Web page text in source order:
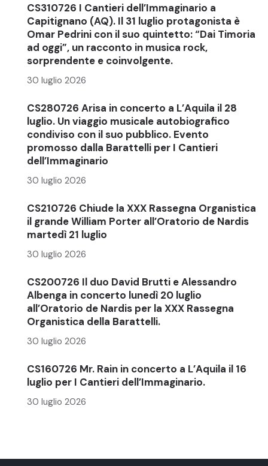
CS310726 I Cantieri dell’Immaginario a
Capitignano (AQ). Il 31 luglio protagonista è
Omar Pedrini con il suo quintetto: “Dai Timoria
ad oggi”, un racconto in musica rock,
sorprendente e coinvolgente.
30 luglio 2026
CS280726 Arisa in concerto a L’Aquila il 28
luglio. Un viaggio musicale autobiografico
condiviso con il suo pubblico. Evento
promosso dalla Barattelli per I Cantieri
dell’Immaginario
30 luglio 2026
CS210726 Chiude la XXX Rassegna Organistica
il grande William Porter all’Oratorio de Nardis
martedì 21 luglio
30 luglio 2026
CS200726 Il duo David Brutti e Alessandro
Albenga in concerto lunedì 20 luglio
all’Oratorio de Nardis per la XXX Rassegna
Organistica della Barattelli.
30 luglio 2026
CS160726 Mr. Rain in concerto a L’Aquila il 16
luglio per I Cantieri dell’Immaginario.
30 luglio 2026